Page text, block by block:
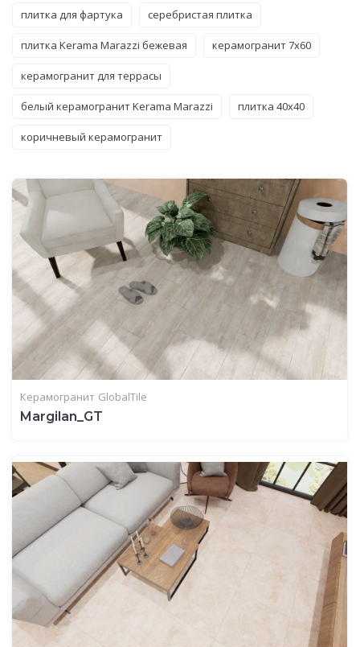
плитка для фартука серебристая плитка
плитка Kerama Marazzi бежевая керамогранит 7x60
керамогранит для террасы
белый керамогранит Kerama Marazzi плитка 40x40
коричневый керамогранит
Керамогранит GlobalTile
Margilan_GT